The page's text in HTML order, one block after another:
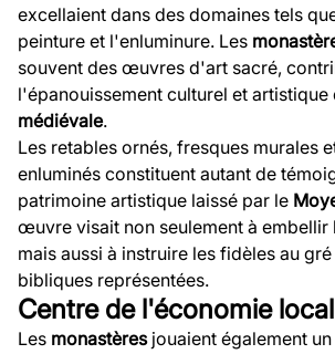
excellaient dans des domaines tels
peinture et l'enluminure. Les
souvent des œuvres d'art sacré,
l'épanouissement culturel et artistique
médiévale.
Les retables ornés, fresques murales
enluminés constituent autant de
patrimoine artistique laissé par le
œuvre visait non seulement à embellir
mais aussi à instruire les fidèles au
bibliques représentées.
Centre de l'économie
Les monastèresjouaient également